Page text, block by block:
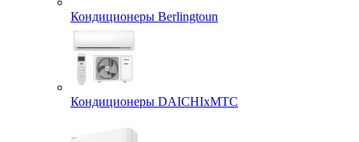
Кондиционеры Berlingtoun
Кондиционеры DAICHIxMTC